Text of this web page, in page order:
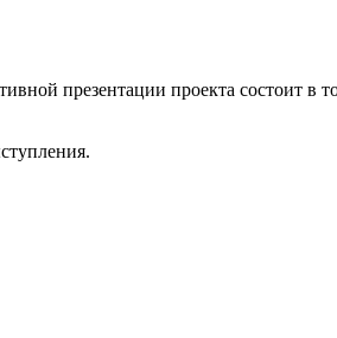
презентации проекта состоит в